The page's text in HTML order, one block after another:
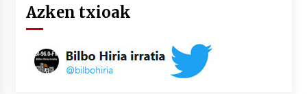
Azken txioak